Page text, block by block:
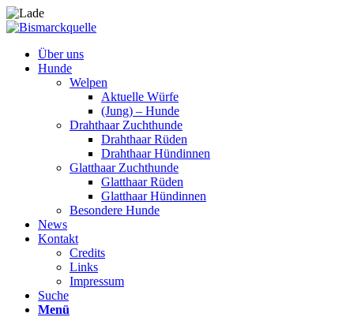
Über uns
Hunde
Welpen
Aktuelle Würfe
(Jung) – Hunde
Drahthaar Zuchthunde
Drahthaar Rüden
Drahthaar Hündinnen
Glatthaar Zuchthunde
Glatthaar Rüden
Glatthaar Hündinnen
Besondere Hunde
News
Kontakt
Credits
Links
Impressum
Suche
Menü